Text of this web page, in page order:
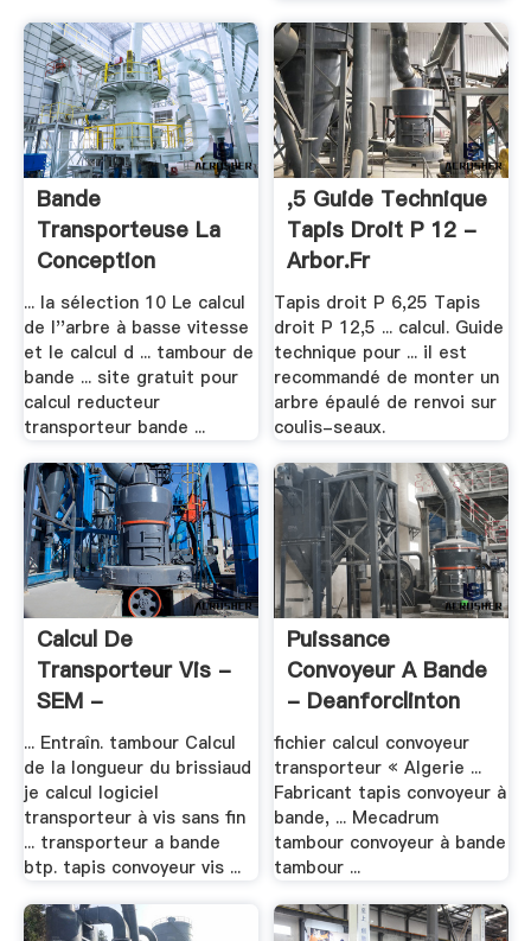
Bande
Transporteuse La
Conception
Technique Et .
... la sélection 10 Le calcul
de l''arbre à basse vitesse
et le calcul d ... tambour de
bande ... site gratuit pour
calcul reducteur
transporteur bande ...
,5 Guide Technique
Tapis Droit P 12 -
Arbor.fr
Tapis droit P 6,25 Tapis
droit P 12,5 ... calcul. Guide
technique pour ... il est
recommandé de monter un
arbre épaulé de renvoi sur
coulis-seaux.
Calcul De
Transporteur Vis -
SEM -
2016mill.date
... Entraîn. tambour Calcul
de la longueur du brissiaud
je calcul logiciel
transporteur à vis sans fin
... transporteur a bande
btp. tapis convoyeur vis ...
Puissance
Convoyeur A Bande
- Deanforclinton
fichier calcul convoyeur
transporteur « Algerie ...
Fabricant tapis convoyeur à
bande, ... Mecadrum
tambour convoyeur à bande
tambour ...